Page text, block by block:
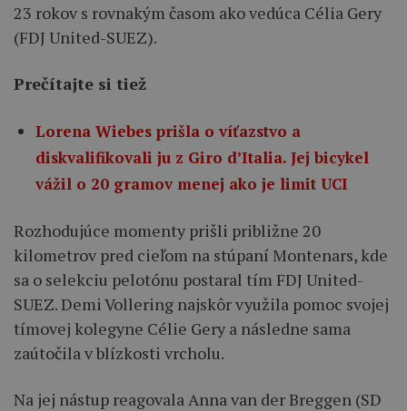
23 rokov s rovnakým časom ako vedúca Célia Gery
(FDJ United-SUEZ).
Prečítajte si tiež
Lorena Wiebes prišla o víťazstvo a
diskvalifikovali ju z Giro d’Italia. Jej bicykel
vážil o 20 gramov menej ako je limit UCI
Rozhodujúce momenty prišli približne 20
kilometrov pred cieľom na stúpaní Montenars, kde
sa o selekciu pelotónu postaral tím FDJ United-
SUEZ. Demi Vollering najskôr využila pomoc svojej
tímovej kolegyne Célie Gery a následne sama
zaútočila v blízkosti vrcholu.
Na jej nástup reagovala Anna van der Breggen (SD